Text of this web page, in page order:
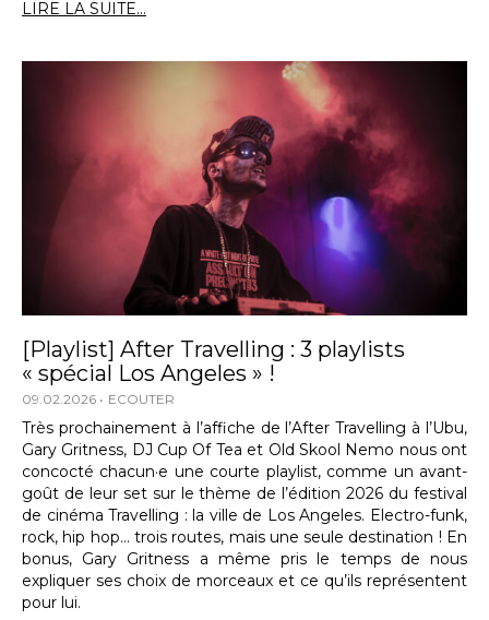
LIRE LA SUITE...
[Playlist] After Travelling : 3 playlists
« spécial Los Angeles » !
09.02.2026 ECOUTER
Très prochainement à l’affiche de l’After Travelling à l’Ubu,
Gary Gritness, DJ Cup Of Tea et Old Skool Nemo nous ont
concocté chacun·e une courte playlist, comme un avant-
goût de leur set sur le thème de l’édition 2026 du festival
de cinéma Travelling : la ville de Los Angeles. Electro-funk,
rock, hip hop… trois routes, mais une seule destination ! En
bonus, Gary Gritness a même pris le temps de nous
expliquer ses choix de morceaux et ce qu’ils représentent
pour lui.